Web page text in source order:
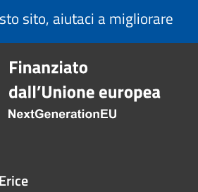
sito, aiutaci a migliorare